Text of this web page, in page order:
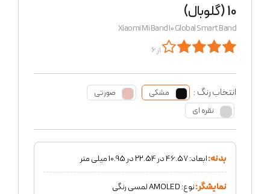
10 (گلوبال)
Xiaomi Mi Band 10 Global Smart Band
از 6
انتخاب رنگ : مشکی
صورتی
نقره ای
بدنه:ابعاد: 46.57 در 22.54 در 10.95 میلی متر
نمایشگر:نوع: AMOLED لمسی رنگی